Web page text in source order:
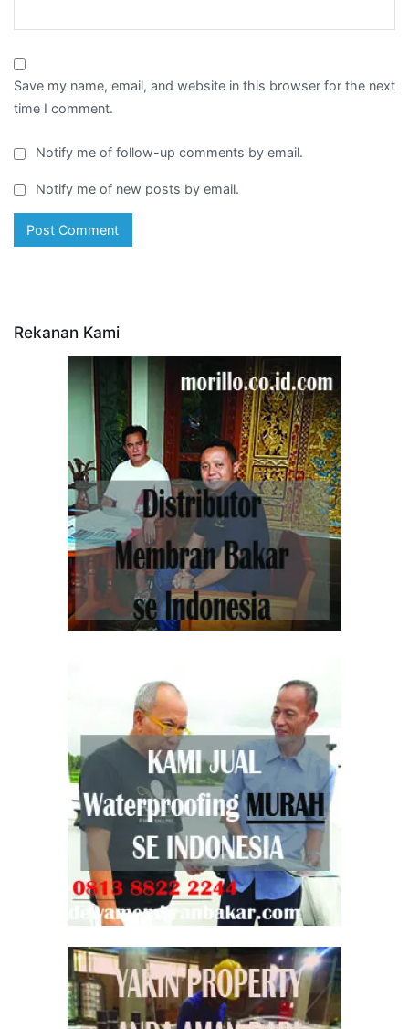
Save my name, email, and website in this browser for the next
time I comment.
Notify me of follow-up comments by email.
Notify me of new posts by email.
Rekanan Kami